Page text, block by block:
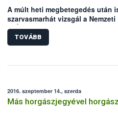
A múlt heti megbetegedés után
szarvasmarhát vizsgál a
(NÉBIH) laboratóriuma. Mindkét
szarvasmarha állományokat
állategészségügyi
azonban a hazai kérődző
TOVÁBB
2016. szeptember 14., szerda
Más horgászjegyével